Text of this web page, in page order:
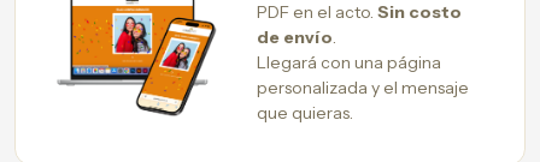
PDF en el acto. Sin costo
de envío.
Llegará con una página
personalizada y el mensaje
que quieras.